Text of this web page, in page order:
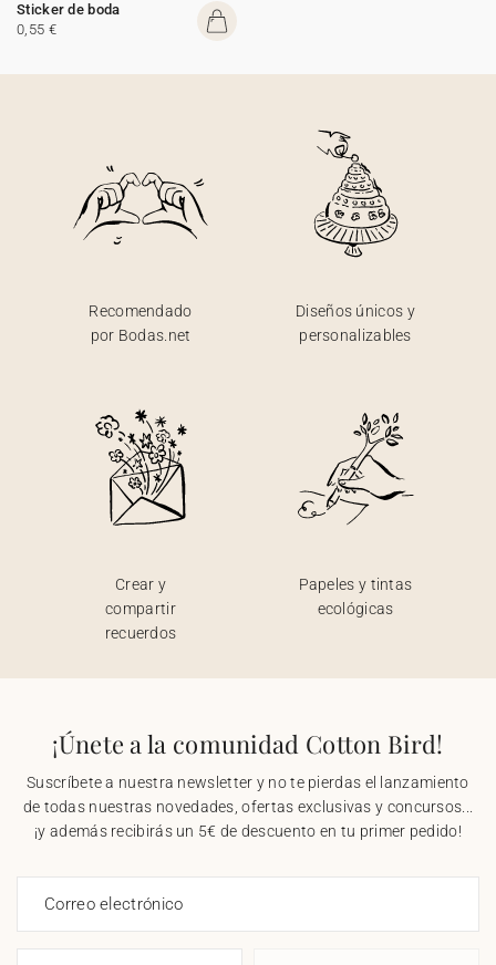
Sticker de boda
0,55 €
Recomendado
por Bodas.net
Diseños únicos y
personalizables
Crear y
compartir
recuerdos
Papeles y tintas
ecológicas
¡Únete a la comunidad Cotton Bird!
Suscríbete a nuestra newsletter y no te pierdas el lanzamiento
de todas nuestras novedades, ofertas exclusivas y concursos...
¡y además recibirás un 5€ de descuento en tu primer pedido!
Correo electrónico